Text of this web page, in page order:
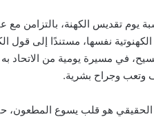
يوم تقديس الكهنة، بالتزامن
نفسها، مستندًا إلى قول
في مسيرة يومية من الاتحاد به
وتعب وجراح بشرية.
الحقيقي هو قلب يسوع المطعون،